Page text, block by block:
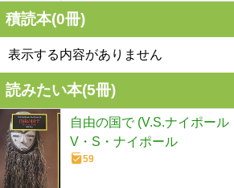
積読本(0冊)
表示する内容がありません
読みたい本(5冊)
自由の国で (V.S.ナイポー
V・S・ナイポール
59